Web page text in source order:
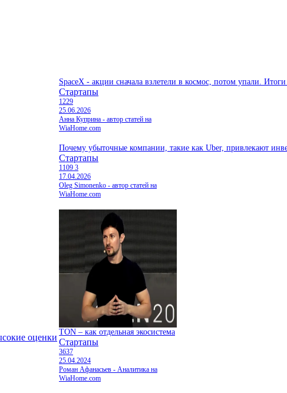
SpaceX - акции сначала взлетели в космос, потом упали.
Стартапы
1229
25.06.2026
Анна Куприна - автор статей на
WiaHome.com
Почему убыточные компании, такие как Uber, привлекают
Стартапы
1109 3
17.04.2026
Oleg Simonenko - автор статей на
WiaHome.com
TON – как отдельная экосистема
Стартапы
3637
25.04.2024
Роман Афанасьев - Аналитика на
WiaHome.com
оценки